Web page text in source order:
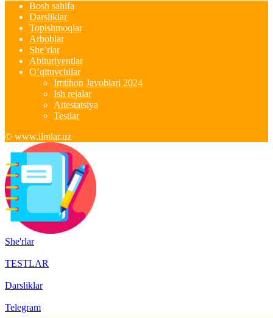
Bosh sahifa
Darsliklar
Topishmoqlar
Arboblar
She’rlar
Abituriyentlar
O’qituvchilar
Imtihon Javoblari 2024
Ish rejalar
Attestatsiya
Testlar
© www.ilmlar.uz
She'rlar
TESTLAR
Darsliklar
Telegram